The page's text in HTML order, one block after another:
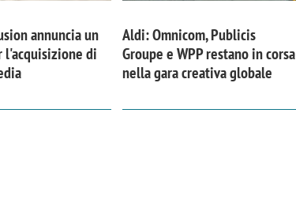
annuncia un
l'acquisizione di
Aldi: Omnicom, Publicis
Groupe e WPP restano in corsa
nella gara creativa globale